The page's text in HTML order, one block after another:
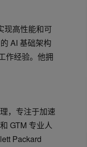
现高性能和可
AI 基础架构
作经验。他拥
，专注于加速
GTM 专业人
Packard